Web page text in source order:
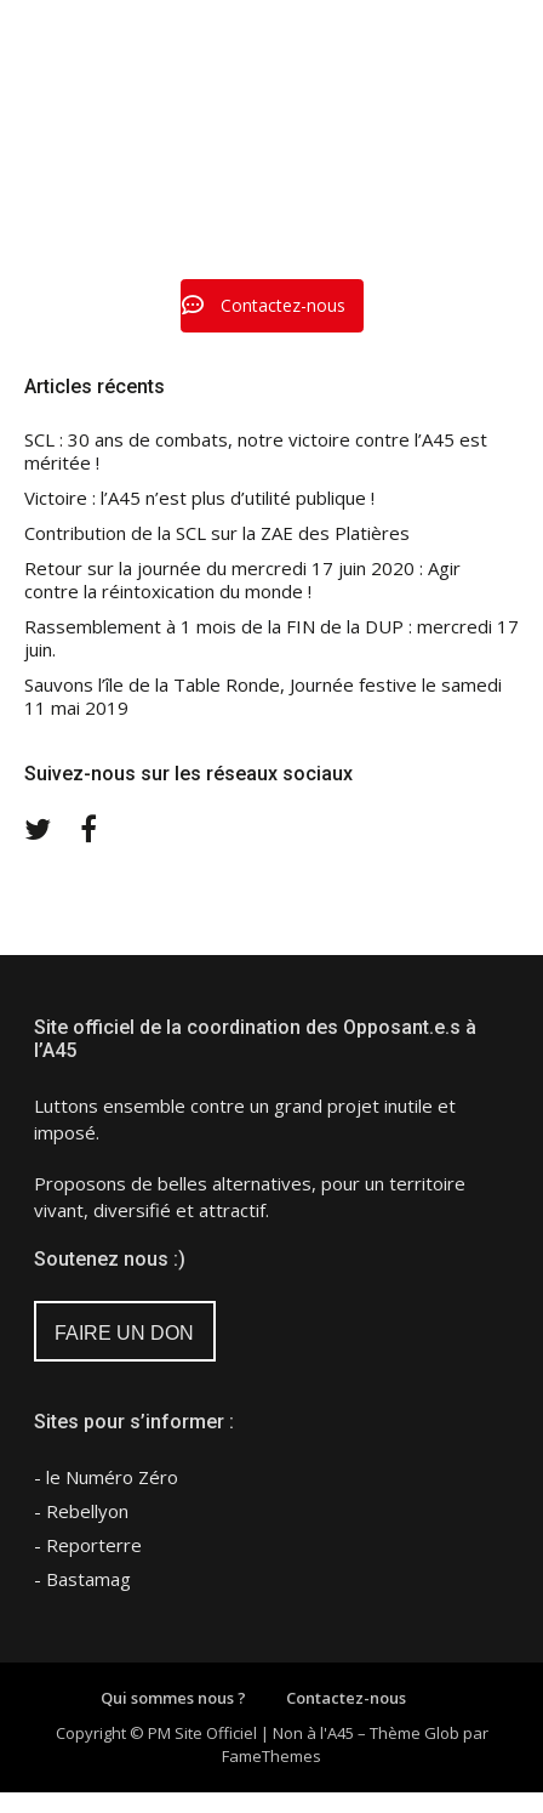
Contactez-nous
Articles récents
SCL : 30 ans de combats, notre victoire contre l’A45 est
méritée !
Victoire : l’A45 n’est plus d’utilité publique !
Contribution de la SCL sur la ZAE des Platières
Retour sur la journée du mercredi 17 juin 2020 : Agir
contre la réintoxication du monde !
Rassemblement à 1 mois de la FIN de la DUP : mercredi 17
juin.
Sauvons l’île de la Table Ronde, Journée festive le samedi
11 mai 2019
Suivez-nous sur les réseaux sociaux
Twitter
Site officiel de la coordination des Opposant.e.s à
l’A45
Luttons ensemble contre un grand projet inutile et
imposé.
Proposons de belles alternatives, pour un territoire
vivant, diversifié et attractif.
Soutenez nous :)
FAIRE UN DON
Sites pour s’informer :
- le Numéro Zéro
- Rebellyon
- Reporterre
- Bastamag
Qui sommes nous ?
Contactez-nous
Copyright © PM Site Officiel | Non à l'A45 – Thème Glob par
FameThemes